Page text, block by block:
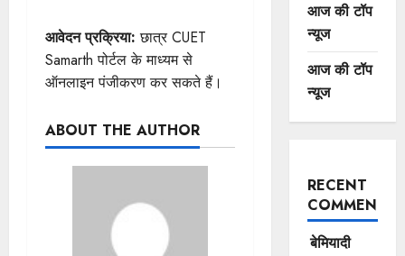
आवेदन प्रक्रिया:छात्र CUET
Samarth पोर्टल के माध्यम से
ऑनलाइन पंजीकरण कर सकते हैं।
ABOUT THE AUTHOR
आज की टॉप
न्यूज
आज की टॉप
न्यूज
RECENT
COMMENTS
बेमियादी